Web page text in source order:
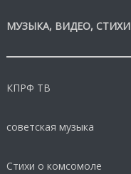
МУЗЫКА, ВИДЕО, СТИХИ
КПРФ ТВ
советская музыка
Стихи о комсомоле